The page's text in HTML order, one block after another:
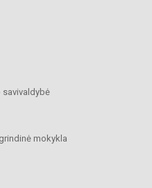
savivaldybė
mokykla